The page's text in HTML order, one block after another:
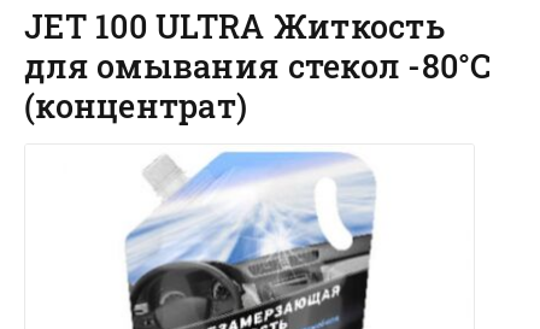
JET 100 ULTRA Житкость
для омывания стекол -80°С
(концентрат)